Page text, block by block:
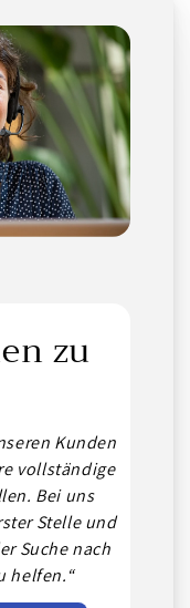
zu
Kunden
vollständige
Bei uns
Stelle und
Suche nach
helfen.“